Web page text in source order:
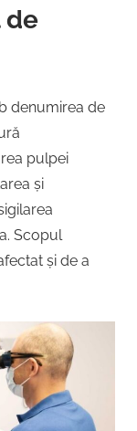
de
denumirea de
pulpei
și
Scopul
și de a